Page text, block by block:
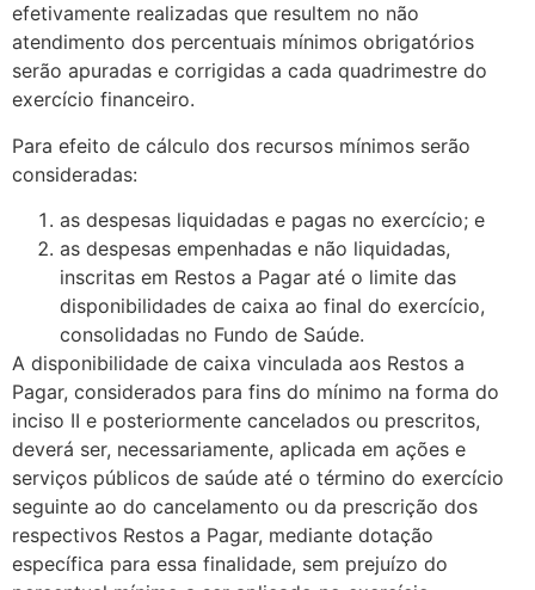
efetivamente realizadas que resultem no não
atendimento dos percentuais mínimos obrigatórios
serão apuradas e corrigidas a cada quadrimestre do
exercício financeiro.
Para efeito de cálculo dos recursos mínimos serão
consideradas:
as despesas liquidadas e pagas no exercício; e
as despesas empenhadas e não liquidadas,
inscritas em Restos a Pagar até o limite das
disponibilidades de caixa ao final do exercício,
consolidadas no Fundo de Saúde.
A disponibilidade de caixa vinculada aos Restos a
Pagar, considerados para fins do mínimo na forma do
inciso II e posteriormente cancelados ou prescritos,
deverá ser, necessariamente, aplicada em ações e
serviços públicos de saúde até o término do exercício
seguinte ao do cancelamento ou da prescrição dos
respectivos Restos a Pagar, mediante dotação
específica para essa finalidade, sem prejuízo do